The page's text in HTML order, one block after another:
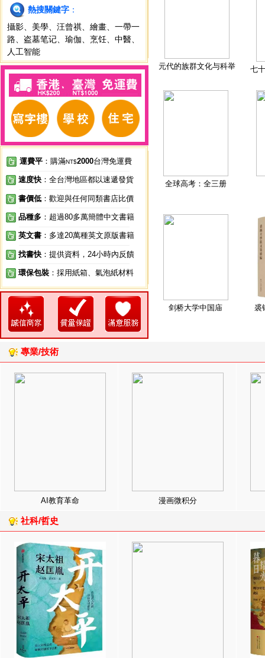
熱搜關鍵字 ：
攝影
美學 汪曾祺 繪畫
一帶一
路
盗墓笔记 瑜伽 烹饪 中醫
人工智能
運費平 ：購滿NT$2000台灣免運費
速度快 ：全台灣地區都以速遞發貨
書價低 ：歡迎與任何同類書店比價
品種多 ：超過80多萬簡體中文書籍
英文書 ：多達20萬種英文原版書籍
找書快 ：提供資料，24小時內反饋
環保包裝 ：採用紙箱、氣泡紙材料
元代的族群文化与科举 七
全球高考：全三册
剑桥大学中国庙 裘
專業/技術
AI教育革命 漫画微积分
社科/哲史